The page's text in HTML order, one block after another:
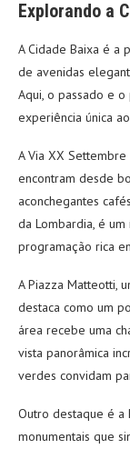
Explorando a
A Cidade Baixa é a
de avenidas
Aqui, o passado e
experiência única
A Via XX
encontram desde
aconchegantes
da Lombardia, é
programação rica
A Piazza Matteotti,
destaca como um
área recebe uma
vista panorâmica
verdes convidam
Outro destaque é a
monumentais que